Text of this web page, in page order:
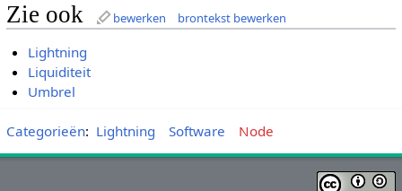
Zie ook bewerken brontekst bewerken
Lightning
Liquiditeit
Umbrel
Categorieën: Lightning Software Node